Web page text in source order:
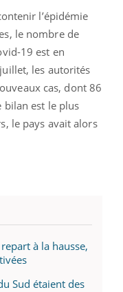
l’épidémie
le nombre de
19 est en
les autorités
cas, dont 86
bilan est le plus
le pays avait alors
à la hausse,
Sud étaient des